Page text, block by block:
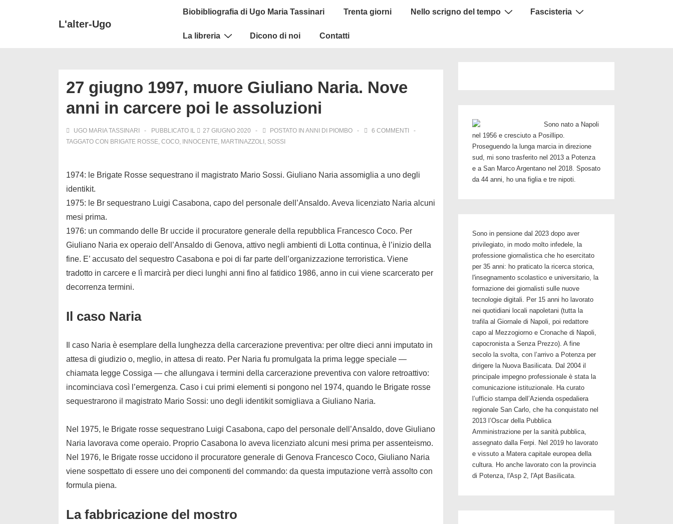
L'alter-Ugo
Menu
Biobibliografia di Ugo Maria Tassinari Trenta giorni Nello scrigno del tempo Fascisteria
La libreria Dicono di noi Contatti
27 giugno 1997, muore Giuliano Naria. Nove
anni in carcere poi le assoluzioni
UGO MARIA TASSINARI PUBBLICATO IL 27 GIUGNO 2020 POSTATO IN ANNI DI PIOMBO
6 COMMENTI
TAGGATO CON BRIGATE ROSSE, COCO, INNOCENTE, MARTINAZZOLI , SOSSI
1974: le Brigate Rosse sequestrano il magistrato Mario Sossi. Giuliano Naria assomiglia a uno degli
identikit.
1975: le Br sequestrano Luigi Casabona, capo del personale dell’Ansaldo. Aveva licenziato Naria alcuni
mesi prima.
1976: un commando delle Br uccide il procuratore generale della repubblica Francesco Coco. Per
Giuliano Naria ex operaio dell’Ansaldo di Genova, attivo negli ambienti di Lotta continua, è l’inizio della
fine. E’ accusato del sequestro Casabona e poi di far parte dell’organizzazione terroristica. Viene
tradotto in carcere e lì marcirà per dieci lunghi anni fino al fatidico 1986, anno in cui viene scarcerato per
decorrenza termini.
Il caso Naria
Il caso Naria è esemplare della lunghezza della carcerazione preventiva: per oltre dieci anni imputato in
attesa di giudizio o, meglio, in attesa di reato. Per Naria fu promulgata la prima legge speciale —
chiamata legge Cossiga — che allungava i termini della carcerazione preventiva con valore retroattivo:
incominciava così l’emergenza. Caso i cui primi elementi si pongono nel 1974, quando le Brigate rosse
sequestrarono il magistrato Mario Sossi: uno degli identikit somigliava a Giuliano Naria.
Nel 1975, le Brigate rosse sequestrano Luigi Casabona, capo del personale dell’Ansaldo, dove Giuliano
Naria lavorava come operaio. Proprio Casabona lo aveva licenziato alcuni mesi prima per assenteismo.
Nel 1976, le Brigate rosse uccidono il procuratore generale di Genova Francesco Coco, Giuliano Naria
viene sospettato di essere uno dei componenti del commando: da questa imputazione verrà assolto con
formula piena.
La fabbricazione del mostro
Sono nato a Napoli
nel 1956 e cresciuto a Posillipo.
Proseguendo la lunga marcia in direzione
sud, mi sono trasferito nel 2013 a Potenza
e a San Marco Argentano nel 2018. Sposato
da 44 anni, ho una figlia e tre nipoti.
Sono in pensione dal 2023 dopo aver
privilegiato, in modo molto infedele, la
professione giornalistica che ho esercitato
per 35 anni: ho praticato la ricerca storica,
l'insegnamento scolastico e universitario, la
formazione dei giornalisti sulle nuove
tecnologie digitali. Per 15 anni ho lavorato
nei quotidiani locali napoletani (tutta la
trafila al Giornale di Napoli, poi redattore
capo al Mezzogiorno e Cronache di Napoli,
capocronista a Senza Prezzo). A fine
secolo la svolta, con l’arrivo a Potenza per
dirigere la Nuova Basilicata. Dal 2004 il
principale impegno professionale è stata la
comunicazione istituzionale. Ha curato
l’ufficio stampa dell’Azienda ospedaliera
regionale San Carlo, che ha conquistato nel
2013 l’Oscar della Pubblica
Amministrazione per la sanità pubblica,
assegnato dalla Ferpi. Nel 2019 ho lavorato
e vissuto a Matera capitale europea della
cultura. Ho anche lavorato con la provincia
di Potenza, l'Asp 2, l'Apt Basilicata.